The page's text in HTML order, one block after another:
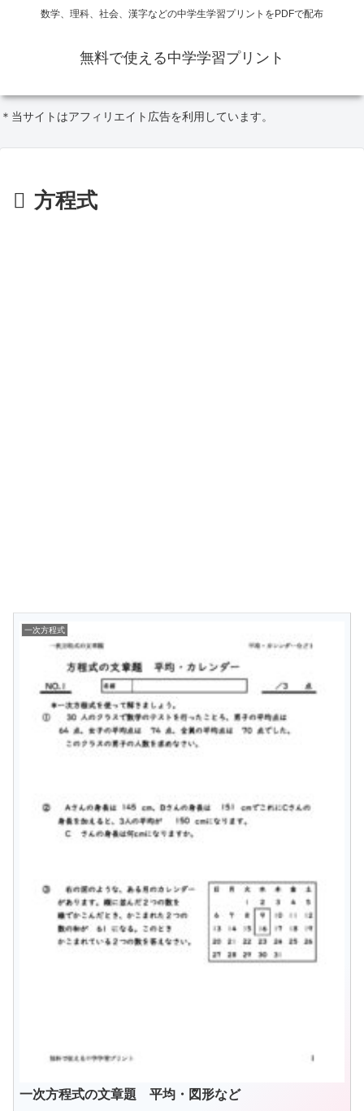
数学、理科、社会、漢字などの中学生学習プリントをPDFで配布
無料で使える中学学習プリント
＊当サイトはアフィリエイト広告を利用しています。
方程式
一次方程式
一次方程式の文章題 平均・図形など